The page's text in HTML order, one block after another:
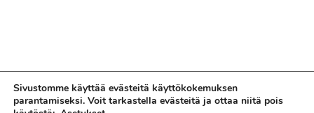
Sivustomme käyttää evästeitä käyttökokemuksen
parantamiseksi. Voit tarkastella evästeitä ja ottaa niitä pois